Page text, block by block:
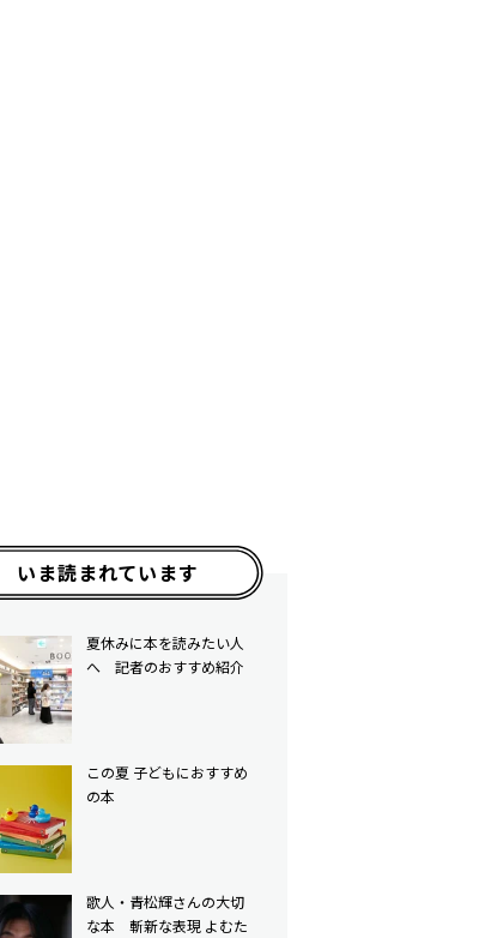
いま読まれています
夏休みに本を読みたい人
へ 記者のおすすめ紹介
この夏 子どもにおすすめ
の本
歌人・青松輝さんの大切
な本 斬新な表現 よむた